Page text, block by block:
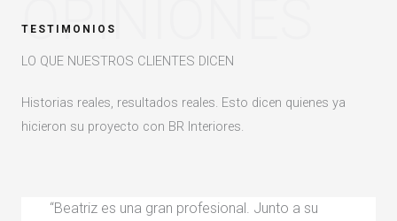
OPINIONES
TESTIMONIOS
LO QUE NUESTROS CLIENTES DICEN
Historias reales, resultados reales. Esto dicen quienes ya
hicieron su proyecto con BR Interiores.
“Beatriz es una gran profesional. Junto a su